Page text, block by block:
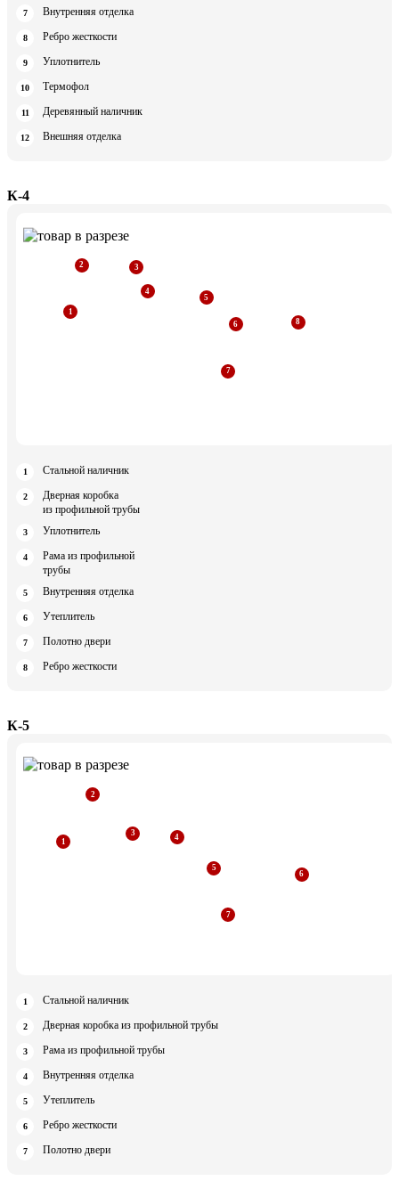
Внутренняя отделка
Ребро жесткости
Уплотнитель
Термофол
Деревянный наличник
Внешняя отделка
К-4
Стальной наличник
Дверная коробка
из профильной трубы
Уплотнитель
Рама из профильной
трубы
Внутренняя отделка
Утеплитель
Полотно двери
Ребро жесткости
К-5
Стальной наличник
Дверная коробка из профильной трубы
Рама из профильной трубы
Внутренняя отделка
Утеплитель
Ребро жесткости
Полотно двери